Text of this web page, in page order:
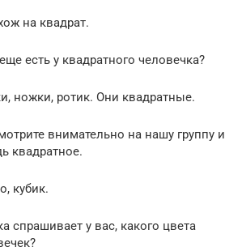
на квадрат.
есть у квадратного человечка?
ножки, ротик. Они квадратные.
внимательно на нашу группу и
квадратное.
кубик.
спрашивает у вас, какого цвета